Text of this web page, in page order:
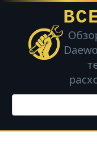
Перейти
контенту
Поиск: